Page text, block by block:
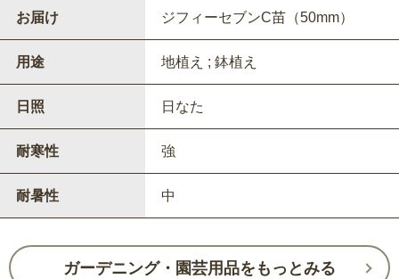
お届け ジフィーセブンC苗（50mm）
用途 地植え ; 鉢植え
日照 日なた
耐寒性 強
耐暑性 中
ガーデニング・園芸用品をもっとみる